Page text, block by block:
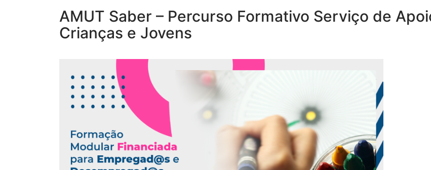
AMUT Saber – Percurso Formativo Serviço de
Crianças e Jovens